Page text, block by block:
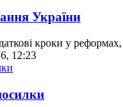
України
кроки у
12:23